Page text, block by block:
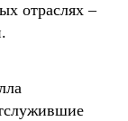
отраслях –